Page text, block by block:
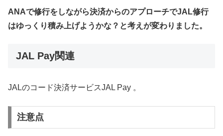
ANAで修行をしながら決済からのアプローチでJAL修行
はゆっくり積み上げようかな？と考えが変わりました。
JAL Pay関連
JALのコード決済サービスJAL Pay 。
注意点